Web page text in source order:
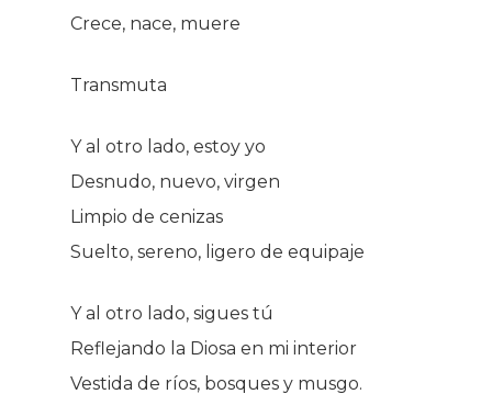
Crece, nace, muere
Transmuta
Y al otro lado, estoy yo
Desnudo, nuevo, virgen
Limpio de cenizas
Suelto, sereno, ligero de equipaje
Y al otro lado, sigues tú
Reflejando la Diosa en mi interior
Vestida de ríos, bosques y musgo.